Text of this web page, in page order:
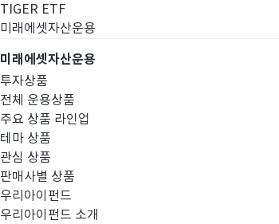
TIGER ETF
미래에셋자산운용
미래에셋자산운용
투자상품
전체 운용상품
주요 상품 라인업
테마 상품
관심 상품
판매사별 상품
우리아이펀드
우리아이펀드 소개